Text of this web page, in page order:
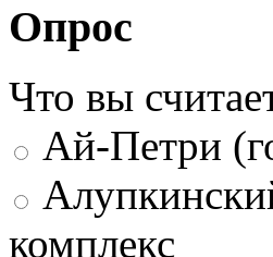
Опрос
Что вы
Ай-Петри
комплекс